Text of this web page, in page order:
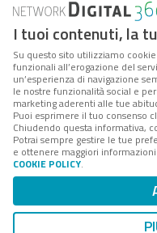
Forumpa.itè una
presso Registro della
Reg. n. 182 del 2
FPA s.r.l. è
Coordinamento da
è un'azienda
Codice Fiscale/Partita
n.
I tuoi contenuti, la
Su questo sito utilizziamo
funzionali all’erogazione del
un’esperienza di navigazione
le nostre funzionalità social e
marketing aderenti alle tue
Puoi esprimere il tuo consenso
Chiudendo questa informativa,
Potrai sempre gestire le tue
e ottenere maggiori
COOKIE POLICY.